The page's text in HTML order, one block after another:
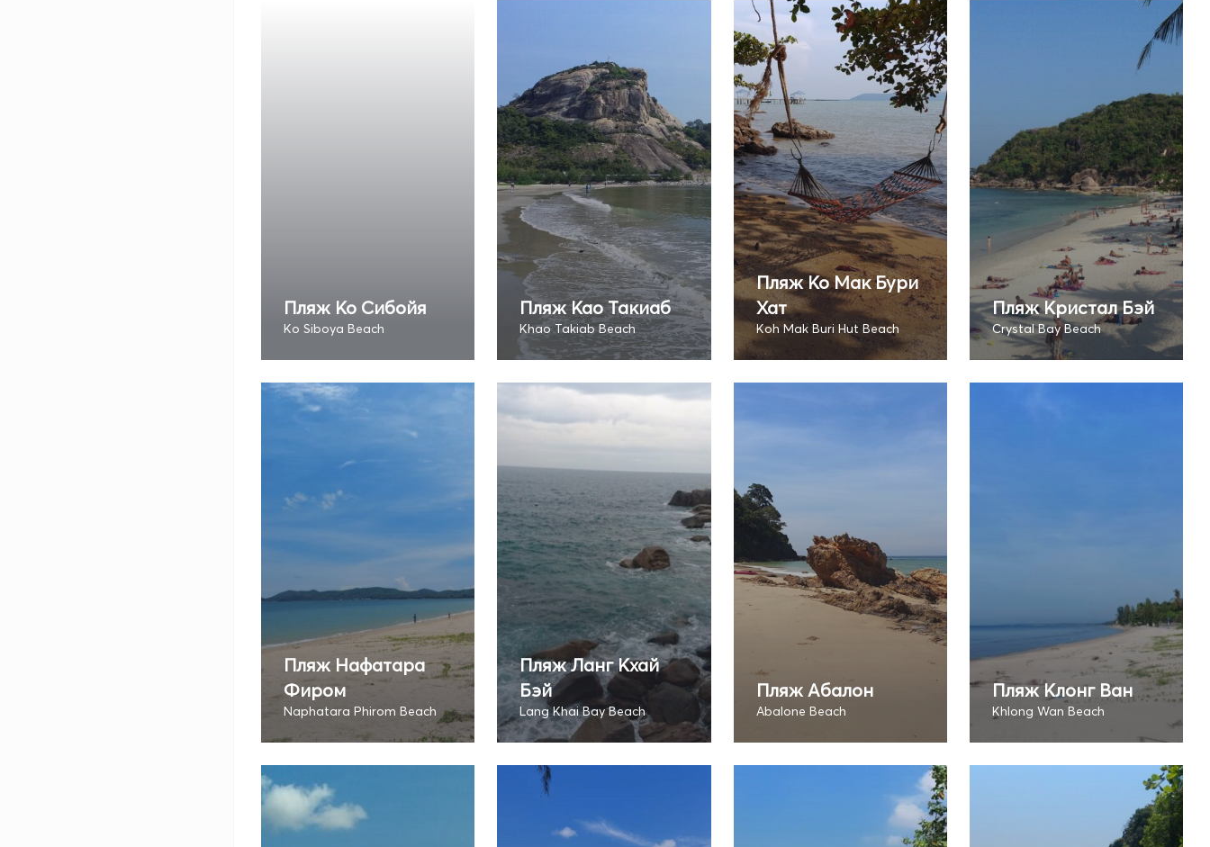
Пляж Ко Сибойя
Ko Siboya Beach
Пляж Као Такиаб
Khao Takiab Beach
Пляж Ко Мак Бури
Хат
Koh Mak Buri Hut Beach
Пляж Кристал Бэй
Crystal Bay Beach
Пляж Нафатара
Фиром
Naphatara Phirom Beach
Пляж Ланг Кхай
Бэй
Lang Khai Bay Beach
Пляж Абалон
Abalone Beach
Пляж Клонг Ван
Khlong Wan Beach